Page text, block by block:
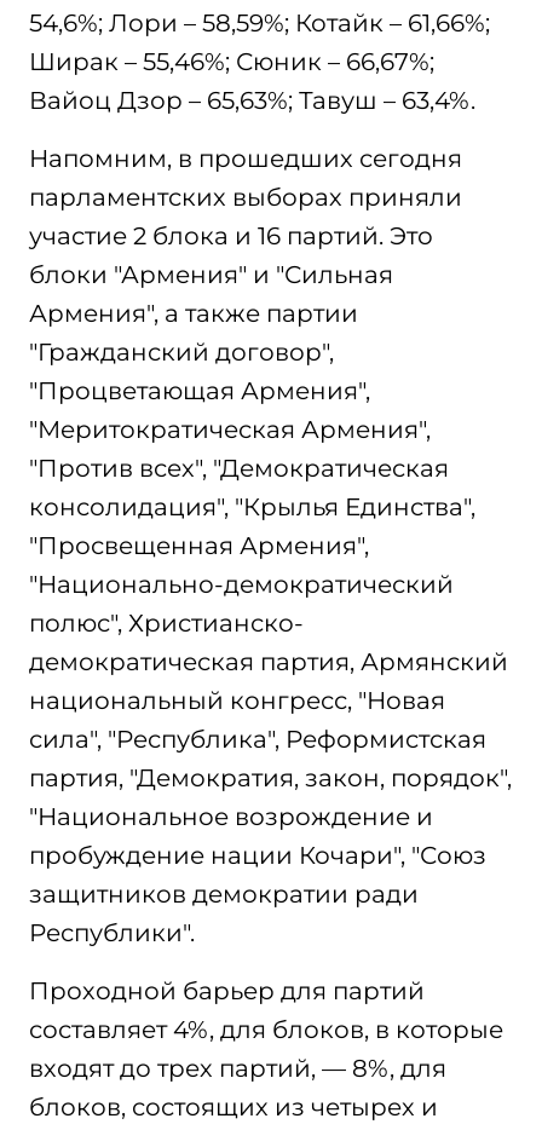
54,6%; Лори – 58,59%; Котайк – 61,66%;
Ширак – 55,46%; Сюник – 66,67%;
Вайоц Дзор – 65,63%; Тавуш – 63,4%.
Напомним, в прошедших сегодня
парламентских выборах приняли
участие 2 блока и 16 партий. Это
блоки "Армения" и "Сильная
Армения", а также партии
"Гражданский договор",
"Процветающая Армения",
"Меритократическая Армения",
"Против всех", "Демократическая
консолидация", "Крылья Единства",
"Просвещенная Армения",
"Национально-демократический
полюс", Христианско-
демократическая партия, Армянский
национальный конгресс, "Новая
сила", "Республика", Реформистская
партия, "Демократия, закон, порядок",
"Национальное возрождение и
пробуждение нации Кочари", "Союз
защитников демократии ради
Республики".
Проходной барьер для партий
составляет 4%, для блоков, в которые
входят до трех партий, — 8%, для
блоков, состоящих из четырех и